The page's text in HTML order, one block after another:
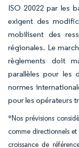
ISO 20022 par les
exigent des
mobilisent des
régionales. Le
règlements doit
parallèles pour les
normes
pour les opérateurs
*Nos prévisions
comme directionnels
croissance de